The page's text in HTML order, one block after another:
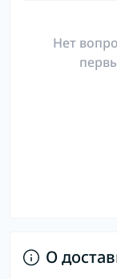
Нет
О